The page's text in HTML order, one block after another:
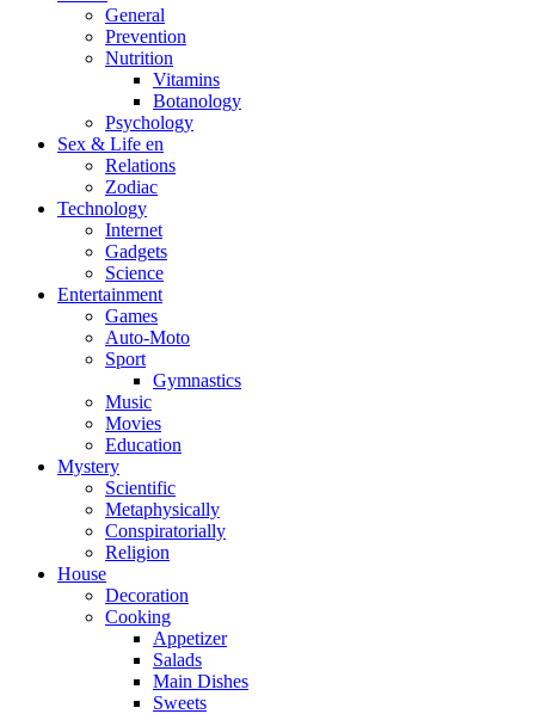
General
Prevention
Nutrition
Vitamins
Botanology
Psychology
Sex & Life en
Relations
Zodiac
Technology
Internet
Gadgets
Science
Entertainment
Games
Auto-Moto
Sport
Gymnastics
Music
Movies
Education
Mystery
Scientific
Metaphysically
Conspiratorially
Religion
House
Decoration
Cooking
Appetizer
Salads
Main Dishes
Sweets